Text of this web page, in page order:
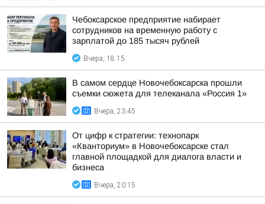
Чебоксарское предприятие набирает
сотрудников на временную работу с
зарплатой до 185 тысяч рублей
Вчера, 18:15
В самом сердце Новочебоксарска прошли
съемки сюжета для телеканала «Россия 1»
Вчера, 23:45
От цифр к стратегии: технопарк
«Кванториум» в Новочебоксарске стал
главной площадкой для диалога власти и
бизнеса
Вчера, 20:15